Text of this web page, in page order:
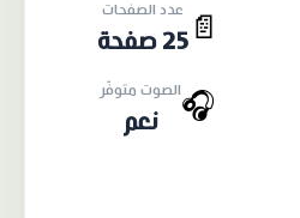
📄
عدد الصفحات
25 صفحة
🎧الصوت متوفّر
نعم